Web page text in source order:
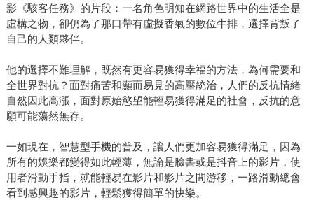
影《駭客任務》的片段：一名角色明知在網路世界中的生活全是
虛構之物，卻仍為了那口帶有虛擬香氣的數位牛排，選擇背叛了
自己的人類夥伴。
他的選擇不難理解，既然有更容易獲得幸福的方法，為何需要和
全世界對抗？面對痛苦和顯而易見的高壓統治，人們的反抗情緒
自然因此高漲，面對原始慾望能輕易獲得滿足的社會，反抗的意
願可能蕩然無存。
一如現在，智慧型手機的普及，讓人們更加容易獲得滿足，因為
所有的娛樂都變得如此輕薄，無論是臉書或是抖音上的影片，使
用者滑動手指，就能輕易在影片和影片之間游移，一路滑動總會
看到感興趣的影片，輕鬆獲得簡單的快樂。